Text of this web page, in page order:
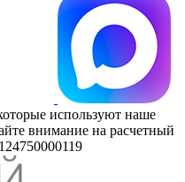
используют наше
внимание на расчетный